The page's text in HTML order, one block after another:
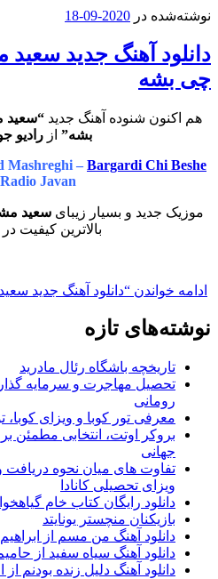
نوشته‌شده در 2020-09-18
دانلود آهنگ جدید
چی بشه
هم اکنون شنوده آهنگ جدید
بشه” ازرادیو
Mashreghi – Bargardi Chi Beshe
Javan
موزیک جدید و بسیار زیبای سعید
بالاترین کیفیت
ادامه خواندن “دانلود آهنگ جدید
نوشته‌های تازه
تاریخچه باشگاه رئال مادرید
تحصیل مهاجرت و سرمایه
رومانی
معرفی تور کوبا و ویزای
بروکر اوتت، انتخابی مطمئن
جهانی
تفاوت های میان نحوه دریافت
ویزای تحصیلی کانادا
دانلود رایگان کتاب خام
بازیکنان منچستر یونایتد
دانلود آهنگ من مسم از
دانلود آهنگ سیاه سفید از
دانلود آهنگ دلیل زنده بودنم از